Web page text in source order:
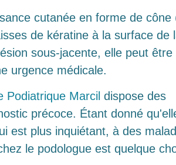
cutanée en forme de cône
de kératine à la surface de
sous-jacente, elle peut être
urgence médicale.
Podiatrique Marcil dispose des
précoce. Étant donné
est plus inquiétant, à des
le podologue est quelque